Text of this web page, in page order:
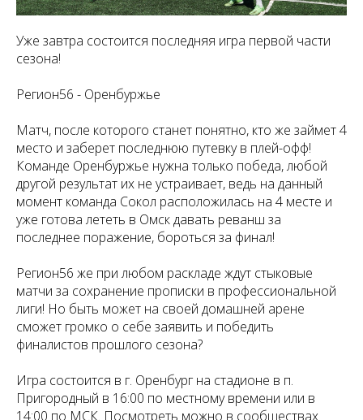
Уже завтра состоится последняя игра первой части
сезона!
Регион56 - Оренбуржье
Матч, после которого станет понятно, кто же займет 4
место и заберет последнюю путевку в плей-офф!
Команде Оренбуржье нужна только победа, любой
другой результат их не устраивает, ведь на данный
момент команда Сокол расположилась на 4 месте и
уже готова лететь в Омск давать реванш за
последнее поражение, бороться за финал!
Регион56 же при любом раскладе ждут стыковые
матчи за сохранение прописки в профессиональной
лиги! Но быть может на своей домашней арене
сможет громко о себе заявить и победить
финалистов прошлого сезона?
Игра состоится в г. Оренбург на стадионе в п.
Пригородный в 16:00 по местному времени или в
14:00 по МСК. Посмотреть можно в сообществах